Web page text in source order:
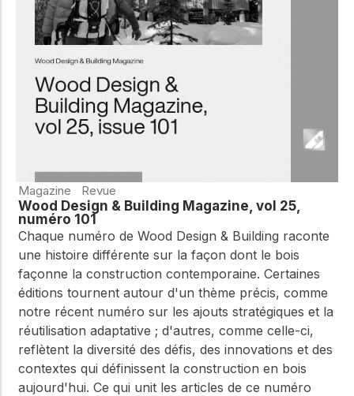
meilleures pratiques.
Réseau
d'innovation
dans le domaine
du bois
Connectez-vous avec
pointe qui stimulent
l'innovation dans la
construction en bois et
connectez-vous pour
obtenir du support
technique, des conseils
d'experts et accéder à
des ressources pratiques
Magazine Revue
Wood Design & Building Magazine, vol 25,
numéro 101
Chaque numéro de Wood Design & Building raconte
une histoire différente sur la façon dont le bois
façonne la construction contemporaine. Certaines
éditions tournent autour d'un thème précis, comme
notre récent numéro sur les ajouts stratégiques et la
réutilisation adaptative ; d'autres, comme celle-ci,
reflètent la diversité des défis, des innovations et des
contextes qui définissent la construction en bois
aujourd'hui. Ce qui unit les articles de ce numéro